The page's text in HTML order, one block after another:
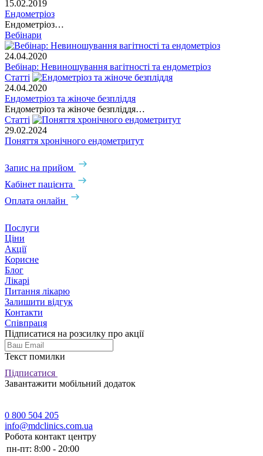
15.02.2019
Ендометріоз
Ендометріоз…
Вебінари
24.04.2020
Вебінар: Невиношування вагітності та ендометріоз
Статті
24.04.2020
Ендометріоз та жіноче безпліддя
Ендометріоз та жіноче безпліддя…
Статті
29.02.2024
Поняття хронічного ендометритут
Запис на прийом
Кабінет пацієнта
Оплата онлайн
Послуги
Ціни
Акції
Корисне
Блог
Лікарі
Питання лікарю
Залишити відгук
Контакти
Співпраця
Підписатися на розсилку про акції
Текст помилки
Підписатися
Завантажити мобільний додаток
0 800 504 205
info@mdclinics.com.ua
Робота контакт центру
пн-пт: 8:00 - 20:00